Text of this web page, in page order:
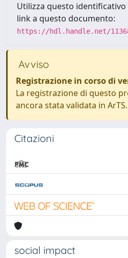
Utilizza questo
link a questo documento:
https://hdl.handle.net/
Avviso
Registrazione in corso di
La registrazione di questo
ancora stata validata in ArTS.
Citazioni
social impact